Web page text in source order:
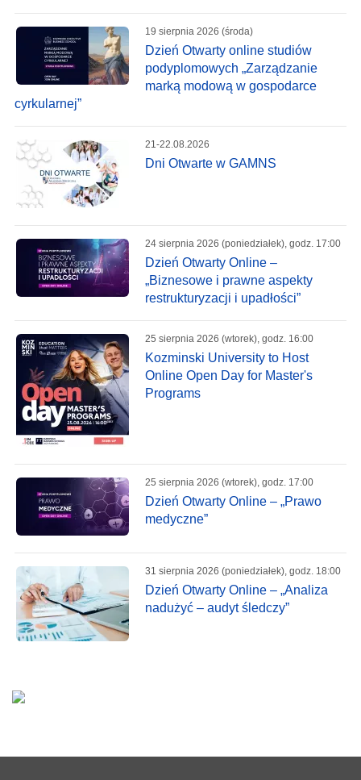
19 sierpnia 2026 (środa)
Dzień Otwarty online studiów
podyplomowych „Zarządzanie
marką modową w gospodarce
cyrkularnej”
21-22.08.2026
Dni Otwarte w GAMNS
24 sierpnia 2026 (poniedziałek), godz. 17:00
Dzień Otwarty Online –
„Biznesowe i prawne aspekty
restrukturyzacji i upadłości”
25 sierpnia 2026 (wtorek), godz. 16:00
Kozminski University to Host
Online Open Day for Master's
Programs
25 sierpnia 2026 (wtorek), godz. 17:00
Dzień Otwarty Online – „Prawo
medyczne”
31 sierpnia 2026 (poniedziałek), godz. 18:00
Dzień Otwarty Online – „Analiza
nadużyć – audyt śledczy”